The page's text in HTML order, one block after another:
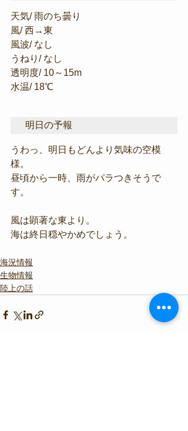
天気/ 雨のち曇り
風/ 西→東
風波/ なし
うねり/ なし
透明度/ 10～15m
水温/ 18℃
明日の予報
うわっ、明日もどんより気味の空模
様。
昼頃から一時、雨がパラつきそうで
す。
風は顕著な東より。
海は終日穏やかめでしょう。
海況情報
生物情報
陸上の話